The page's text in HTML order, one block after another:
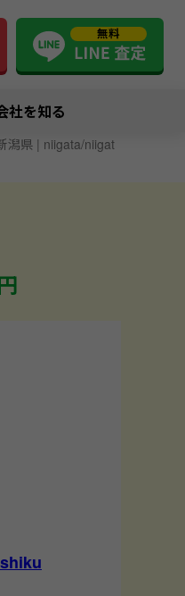
社を知る
潟県 | niigata/niigat